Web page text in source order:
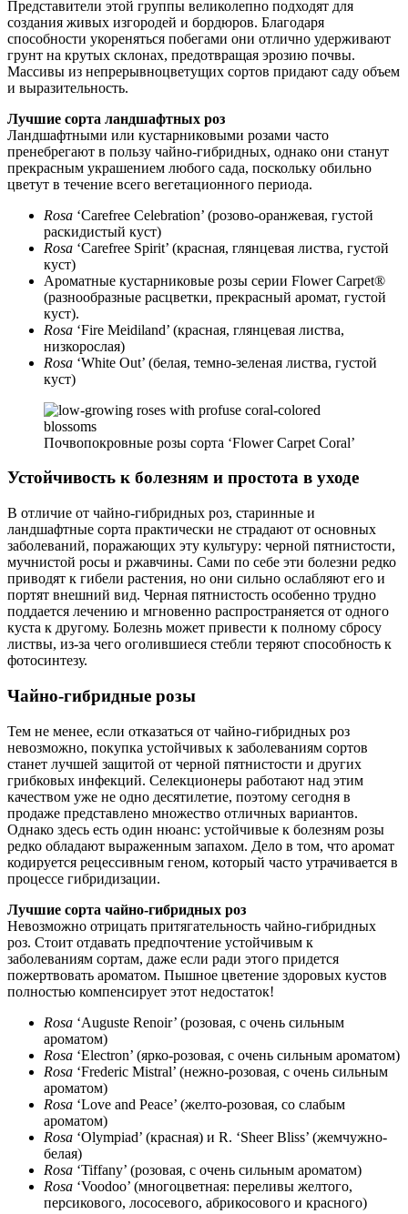
Представители этой группы великолепно подходят для
создания живых изгородей и бордюров. Благодаря
способности укореняться побегами они отлично удерживают
грунт на крутых склонах, предотвращая эрозию почвы.
Массивы из непрерывноцветущих сортов придают саду объем
и выразительность.
Лучшие сорта ландшафтных роз
Ландшафтными или кустарниковыми розами часто
пренебрегают в пользу чайно-гибридных, однако они станут
прекрасным украшением любого сада, поскольку обильно
цветут в течение всего вегетационного периода.
Rosa ‘Carefree Celebration’ (розово-оранжевая, густой
раскидистый куст)
Rosa ‘Carefree Spirit’ (красная, глянцевая листва, густой
куст)
Ароматные кустарниковые розы серии Flower Carpet®
(разнообразные расцветки, прекрасный аромат, густой
куст).
Rosa ‘Fire Meidiland’ (красная, глянцевая листва,
низкорослая)
Rosa ‘White Out’ (белая, темно-зеленая листва, густой
куст)
Почвопокровные розы сорта ‘Flower Carpet Coral’
Устойчивость к болезням и простота в уходе
В отличие от чайно-гибридных роз, старинные и
ландшафтные сорта практически не страдают от основных
заболеваний, поражающих эту культуру: черной пятнистости,
мучнистой росы и ржавчины. Сами по себе эти болезни редко
приводят к гибели растения, но они сильно ослабляют его и
портят внешний вид. Черная пятнистость особенно трудно
поддается лечению и мгновенно распространяется от одного
куста к другому. Болезнь может привести к полному сбросу
листвы, из-за чего оголившиеся стебли теряют способность к
фотосинтезу.
Чайно-гибридные розы
Тем не менее, если отказаться от чайно-гибридных роз
невозможно, покупка устойчивых к заболеваниям сортов
станет лучшей защитой от черной пятнистости и других
грибковых инфекций. Селекционеры работают над этим
качеством уже не одно десятилетие, поэтому сегодня в
продаже представлено множество отличных вариантов.
Однако здесь есть один нюанс: устойчивые к болезням розы
редко обладают выраженным запахом. Дело в том, что аромат
кодируется рецессивным геном, который часто утрачивается в
процессе гибридизации.
Лучшие сорта чайно-гибридных роз
Невозможно отрицать притягательность чайно-гибридных
роз. Стоит отдавать предпочтение устойчивым к
заболеваниям сортам, даже если ради этого придется
пожертвовать ароматом. Пышное цветение здоровых кустов
полностью компенсирует этот недостаток!
Rosa ‘Auguste Renoir’ (розовая, с очень сильным
ароматом)
Rosa ‘Electron’ (ярко-розовая, с очень сильным ароматом)
Rosa ‘Frederic Mistral’ (нежно-розовая, с очень сильным
ароматом)
Rosa ‘Love and Peace’ (желто-розовая, со слабым
ароматом)
Rosa ‘Olympiad’ (красная) и R. ‘Sheer Bliss’ (жемчужно-
белая)
Rosa ‘Tiffany’ (розовая, с очень сильным ароматом)
Rosa ‘Voodoo’ (многоцветная: переливы желтого,
персикового, лососевого, абрикосового и красного)